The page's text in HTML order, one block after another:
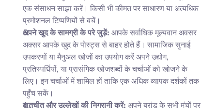
एक संसाधन साझा करें। किसी भी कीमत पर साधारण या अत्यधिक
प्रमोशनल टिप्पणियों से बचें।
अपने खुद के सामग्री के परे जुड़ें: आपके सर्वाधिक मूल्यवान अवसर
अक्सर आपके खुद के पोस्ट्स से बाहर होते हैं। सामाजिक सुनाई
उपकरणों या मैनुअल खोजों का उपयोग करें अपने उद्योग,
प्रतिस्पर्धियों, या प्रासंगिक खोजशब्दों के चर्चाओं को खोजने के
लिए। इन चर्चाओं में शामिल हों ताकि एक अधिक व्यापक दर्शकों तक
पहुँच सकें।
बातचीत और उल्लेखों की निगरानी करें: अपने ब्रांड के सभी मंचों पर